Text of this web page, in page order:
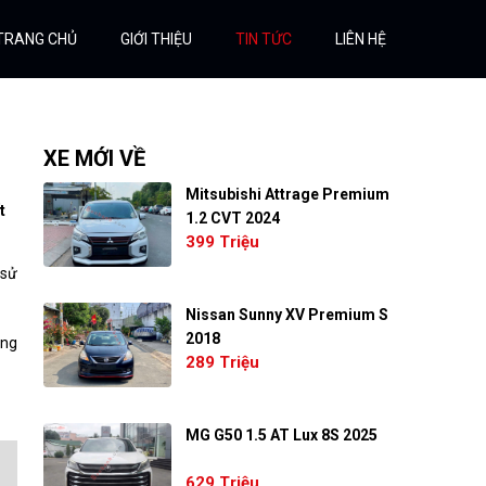
CHỦ GIỚI THIỆU TIN TỨC LIÊN HỆ
XE MỚI VỀ
Mitsubishi Attrage Premium
1.2 CVT 2024
399 Triệu
Nissan Sunny XV Premium S
2018
289 Triệu
MG G50 1.5 AT Lux 8S 2025